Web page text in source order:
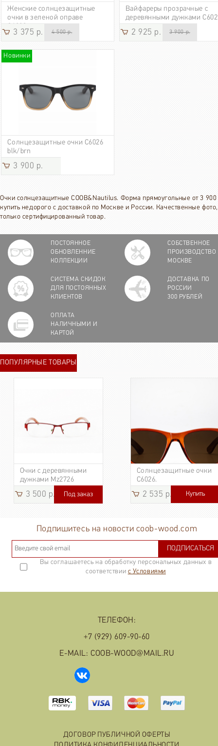
Женские солнцезащитные
очки в зеленой оправе
C6023grn
3 375 р. 4 500 р.
Вайфареры прозрачные с
деревянными дужками
2 925 р. 3 900 р.
Новинки
Солнцезащитные очки С6026
blk/brn
3 900 р.
Очки солнцезащитные COOB&Nautilus. Форма прямоугольные от 3 900
купить недорого с доставкой по Москве и России. Качественные фото,
только сертифицированный товар.
ПОСТОЯННОЕ
ОБНОВЛЕННИЕ
КОЛЛЕКЦИИ
СОБСТВЕННОЕ
ПРОИЗВОДСТВО
МОСКВЕ
СИСТЕМА СКИДОК
ДЛЯ ПОСТОЯННЫХ
КЛИЕНТОВ
ДОСТАВКА ПО
РОССИИ
300 РУБЛЕЙ
ОПЛАТА
НАЛИЧНЫМИ И
КАРТОЙ
ПОПУЛЯРНЫЕ ТОВАРЫ
Очки с деревянными
дужками Mz2726
3 500 р. Под заказ
Солнцезащитные очки
C6026.
2 535 р. 3 185
Купить
Подпишитесь на новости coob-wood.com
ПОДПИСАТЬСЯ
Вы соглашаетесь на обработку персональных данных в
соответствии с Условиями
ТЕЛЕФОН:
+7 (929) 609-90-60
E-MAIL: COOB-WOOD@MAIL.RU
ДОГОВОР ПУБЛИЧНОЙ ОФЕРТЫ